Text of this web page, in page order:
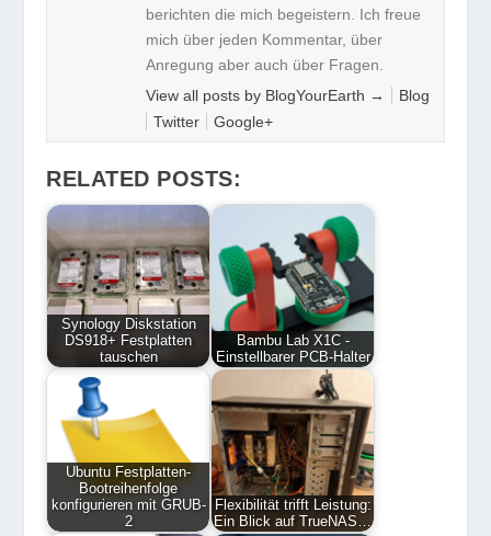
berichten die mich begeistern. Ich freue
mich über jeden Kommentar, über
Anregung aber auch über Fragen.
View all posts by BlogYourEarth →
Blog
Twitter
Google+
RELATED POSTS:
Synology Diskstation
DS918+ Festplatten
tauschen
Bambu Lab X1C -
Einstellbarer PCB-Halter
Ubuntu Festplatten-
Bootreihenfolge
konfigurieren mit GRUB-
2
Flexibilität trifft Leistung:
Ein Blick auf TrueNAS…